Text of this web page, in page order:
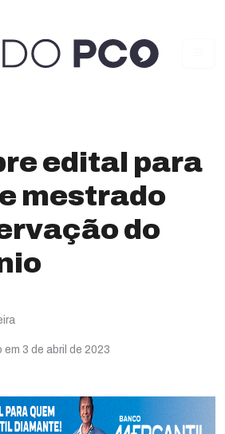
edital para
mestrado
do
3 de abril de 2023